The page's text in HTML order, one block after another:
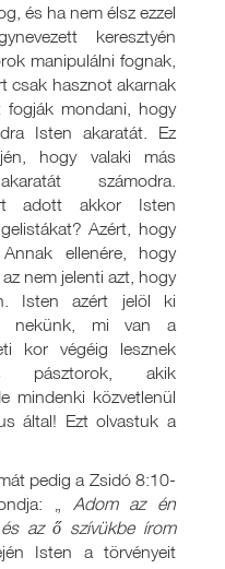
és ha nem élsz ezzel
keresztyén
manipulálni fognak,
csak hasznot akarnak
mondani, hogy
Isten akaratát. Ez
hogy valaki más
számodra.
adott akkor Isten
Azért, hogy
ellenére, hogy
nem jelenti azt, hogy
Isten azért jelöl ki
nekünk, mi van a
kor végéig lesznek
pásztorok, akik
mindenki közvetlenül
által! Ezt olvastuk a
pedig a Zsidó 8:10-
„ Adom az én
az ő szívükbe írom
Isten a törvényeit